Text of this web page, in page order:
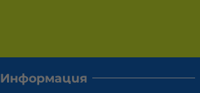
Информация